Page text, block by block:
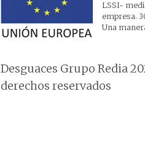
LSSI-
empresa.
Una
Desguaces Grupo Redia
derechos reservados